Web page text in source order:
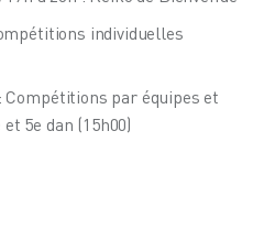
individuelles
Compétitions par équipes et
5e dan (15h00)